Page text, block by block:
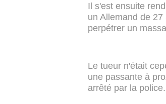
Il s'est ensuite
un Allemand de
perpétrer un
Le tueur n'était
une passante à
arrêté par la police.